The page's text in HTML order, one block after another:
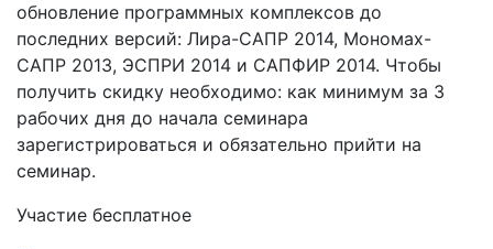
обновление программных комплексов до
последних версий: Лира-САПР 2014, Мономах-
САПР 2013, ЭСПРИ 2014 и САПФИР 2014. Чтобы
получить скидку необходимо: как минимум за 3
рабочих дня до начала семинара
зарегистрироваться и обязательно прийти на
семинар.
Участие бесплатное